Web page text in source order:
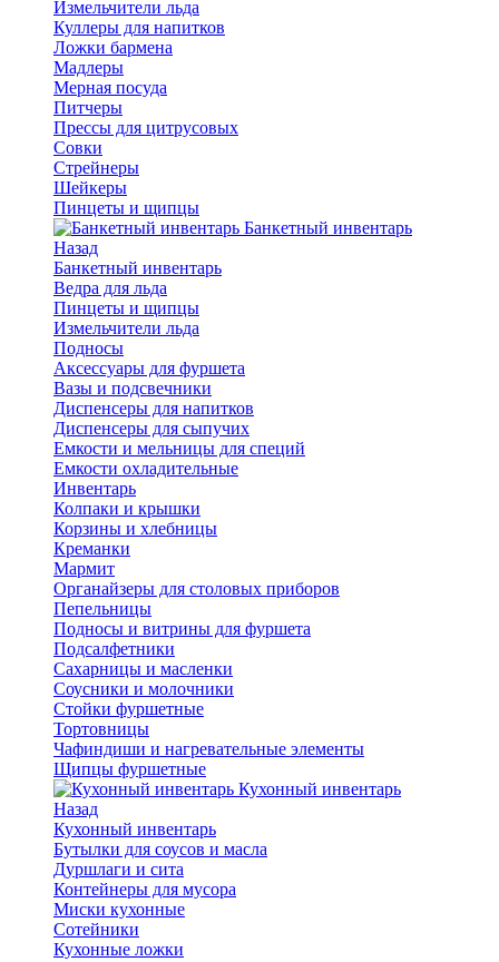
Измельчители льда
Куллеры для напитков
Ложки бармена
Мадлеры
Мерная посуда
Питчеры
Прессы для цитрусовых
Совки
Стрейнеры
Шейкеры
Пинцеты и щипцы
Банкетный инвентарь
Назад
Банкетный инвентарь
Ведра для льда
Пинцеты и щипцы
Измельчители льда
Подносы
Аксессуары для фуршета
Вазы и подсвечники
Диспенсеры для напитков
Диспенсеры для сыпучих
Емкости и мельницы для специй
Емкости охладительные
Инвентарь
Колпаки и крышки
Корзины и хлебницы
Креманки
Мармит
Органайзеры для столовых приборов
Пепельницы
Подносы и витрины для фуршета
Подсалфетники
Сахарницы и масленки
Соусники и молочники
Стойки фуршетные
Тортовницы
Чафиндиши и нагревательные элементы
Щипцы фуршетные
Кухонный инвентарь
Назад
Кухонный инвентарь
Бутылки для соусов и масла
Дуршлаги и сита
Контейнеры для мусора
Миски кухонные
Сотейники
Кухонные ложки